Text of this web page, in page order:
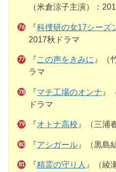
（米倉涼子主演）：
『科捜研の女17シーズ
2017秋ドラマ
『この声をきみに 』（
ラマ
『マチ工場のオンナ 』
ドラマ
『オトナ高校 』（三浦
『アシガール』（黒島
『精霊の守り人 』（綾